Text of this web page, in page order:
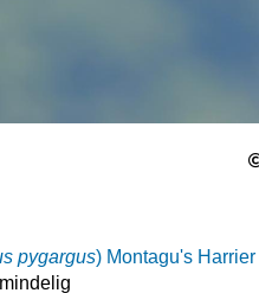
pygargus) Montagu's Harrier